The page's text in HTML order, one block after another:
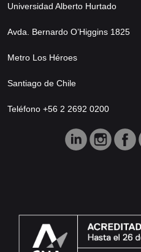
Universidad Alberto Hurtado
Avda. Bernardo O’Higgins 1825
Metro Los Héroes
Santiago de Chile
Teléfono +56 2 2692 0200